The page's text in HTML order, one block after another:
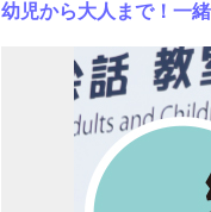
幼児から大人まで！一